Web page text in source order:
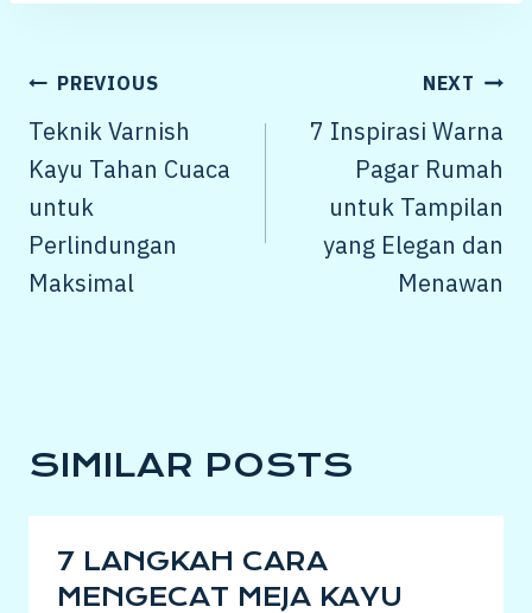
POST
NAVIGATION
PREVIOUS
Teknik Varnish
Kayu Tahan Cuaca
untuk
Perlindungan
Maksimal
NEXT
7 Inspirasi Warna
Pagar Rumah
untuk Tampilan
yang Elegan dan
Menawan
SIMILAR POSTS
7 LANGKAH CARA
MENGECAT MEJA KAYU